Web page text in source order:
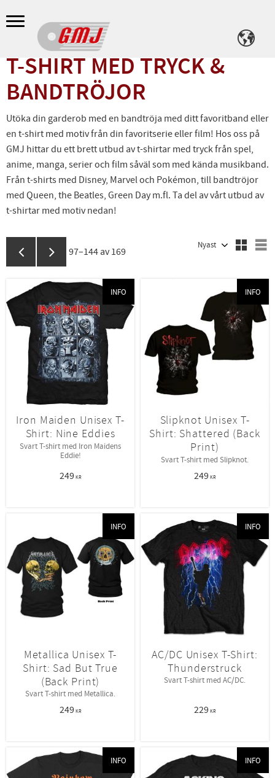
Meny
T-SHIRT MED TRYCK &
BANDTRÖJOR
Utöka din garderob med en bandtröja med ditt favoritband eller
en t-shirt med motiv från din favoritserie eller film! Hos oss på
GMJ hittar du ett brett utbud av t-shirtar med tryck från spel,
anime, manga, serier och film såväl som med kända musikband.
Från t-shirts med Disney, Marvel och Pokémon, till bandtröjor
med Queen, the Beatles, Green Day m.fl. Ta del av vårt utbud av
t-shirtar med motiv nedan!
97–144 av 169
Iron Maiden Unisex T-
Shirt: Nine Eddies
Svart T-shirt med Iron Maidens
Eddie!
249KR
INFO
Slipknot Unisex T-
Shirt: Shattered (Back
Print)
Svart T-shirt med Slipknot.
249KR
INFO
Metallica Unisex T-
Shirt: Sad But True
(Back Print)
Svart T-shirt med Metallica.
249KR
INFO
AC/DC Unisex T-Shirt:
Thunderstruck
Svart T-shirt med AC/DC.
229KR
INFO
INFO INFO